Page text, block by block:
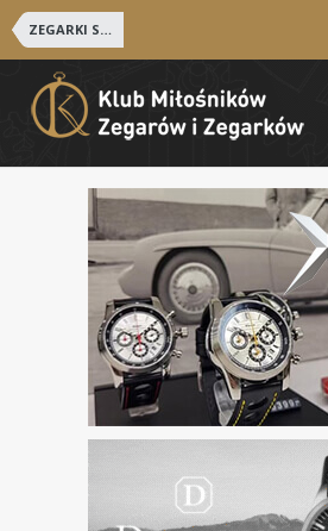
ZEGARKI SZWAJCARSKIE i NIEMIECKIE